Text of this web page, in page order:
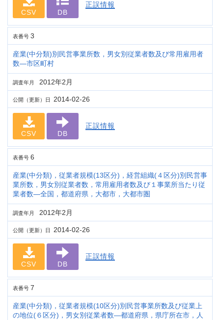
CSV DB
正誤情報
表番号 3
産業(中分類)別民営事業所数，男女別従業者数及び常用雇用者
数―市区町村
調査年月 2012年2月
公開（更新）日 2014-02-26
CSV DB
正誤情報
表番号 6
産業(中分類)，従業者規模(13区分)，経営組織(４区分)別民営事
業所数，男女別従業者数，常用雇用者数及び１事業所当たり従
業者数―全国，都道府県，大都市，大都市圏
調査年月 2012年2月
公開（更新）日 2014-02-26
CSV DB
正誤情報
表番号 7
産業(中分類)，従業者規模(10区分)別民営事業所数及び従業上
の地位(６区分)，男女別従業者数―都道府県，県庁所在市，人